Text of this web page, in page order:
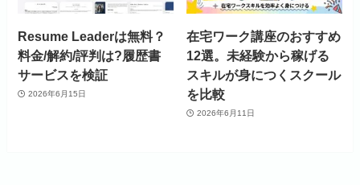
Resume Leaderは無料？
料金/解約/評判は?履歴書
サービスを検証
2026年6月15日
在宅ワーク講座のおすすめ
12選。未経験から稼げる
スキルが身につくスクール
を比較
2026年6月11日